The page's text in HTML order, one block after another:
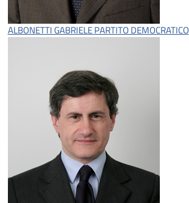
ALBONETTI GABRIELEPARTITO DEMOCRATICO